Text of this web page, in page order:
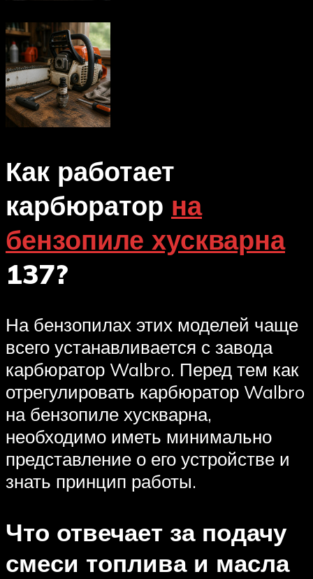
Как работает
карбюратор на
бензопиле хускварна
137?
На бензопилах этих моделей чаще
всего устанавливается с завода
карбюратор Walbro. Перед тем как
отрегулировать карбюратор Walbro
на бензопиле хускварна,
необходимо иметь минимально
представление о его устройстве и
знать принцип работы.
Что отвечает за подачу
смеси топлива и масла